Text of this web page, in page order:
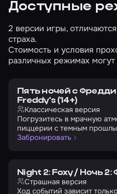
Доступные
2 версии игры,
страха.
Стоимость и условия
различных режимах могут
Пять ночей с
Freddy's (14+)
Классическая версия
Погрузитесь в мрачную
пиццерии с темным
Забронировать
Night 2: Foxy / Ночь 2:
Страшная версия
Ход событий зависит